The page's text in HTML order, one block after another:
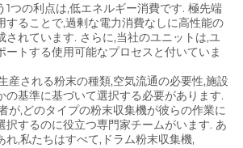
1つの利点は,低エネルギー消費です. 極先端
することで,過剰な電力消費なしに高性能の
されています. さらに,当社のユニットは,ユ
ートする使用可能なプロセスと付いていま
産される粉末の種類,空気流通の必要性,施設
の基準に基づいて選択する必要があります.
が,どのタイプの粉末収集機が彼らの作業に
択するのに役立つ専門家チームがいます. あ
れ,私たちはすべて,ドラム粉末収集機,